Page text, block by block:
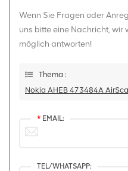
Wenn Sie Fragen oder
uns bitte eine Nachricht, wir
möglich antworten!
Thema :
Nokia AHEB 473484A
* EMAIL:
TEL/WHATSAPP: